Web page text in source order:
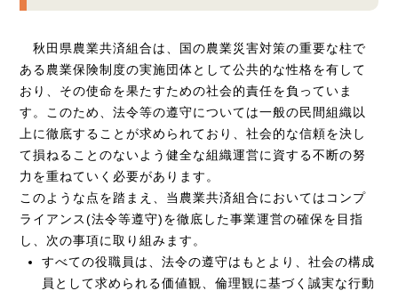
秋田県農業共済組合は、国の農業災害対策の重要な柱で
ある農業保険制度の実施団体として公共的な性格を有して
おり、その使命を果たすための社会的責任を負っていま
す。このため、法令等の遵守については一般の民間組織以
上に徹底することが求められており、社会的な信頼を決し
て損ねることのないよう健全な組織運営に資する不断の努
力を重ねていく必要があります。
このような点を踏まえ、当農業共済組合においてはコンプ
ライアンス(法令等遵守)を徹底した事業運営の確保を目指
し、次の事項に取り組みます。
すべての役職員は、法令の遵守はもとより、社会の構成
員として求められる価値観、倫理観に基づく誠実な行動